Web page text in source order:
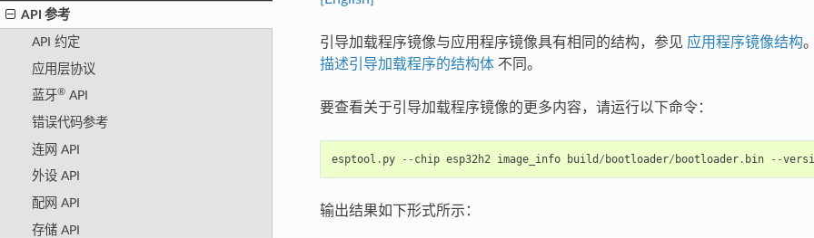
API 参考
API 约定
应用层协议
蓝牙®API
错误代码参考
连网 API
外设 API
配网 API
存储 API
引导加载程序镜像与应用程序镜像具有相同的结构，参见 应用程序镜像结构
描述引导加载程序的结构体不同。
要查看关于引导加载程序镜像的更多内容，请运行以下命令：
esptool . py -- chip esp32h2 image_info build / bootloader/ bootloader. bin --
输出结果如下形式所示：